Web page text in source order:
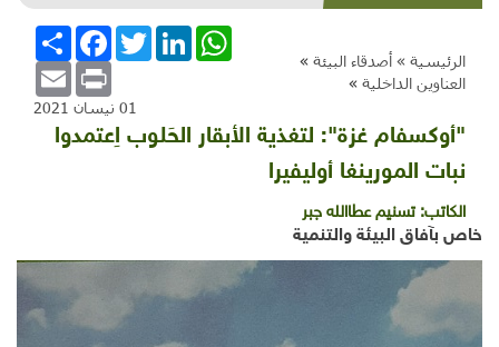
الرئيسية » أصدقاء البيئة »
العناوين الداخلية »
انشر
FacebookTwitterLinkedInWhatsApp
Email Print
01 نيسان 2021
"أوكسفام غزة": لتغذية الأبقار الحَلوب اِعتمدوا
نبات المورينغا أوليفيرا
الكاتب:تسنيم عطاالله جبر
خاص بآفاق البيئة والتنمية